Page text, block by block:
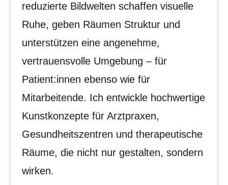
reduzierte Bildwelten schaffen visuelle
Ruhe, geben Räumen Struktur und
unterstützen eine angenehme,
vertrauensvolle Umgebung – für
Patient:innen ebenso wie für
Mitarbeitende. Ich entwickle hochwertige
Kunstkonzepte für Arztpraxen,
Gesundheitszentren und therapeutische
Räume, die nicht nur gestalten, sondern
wirken.